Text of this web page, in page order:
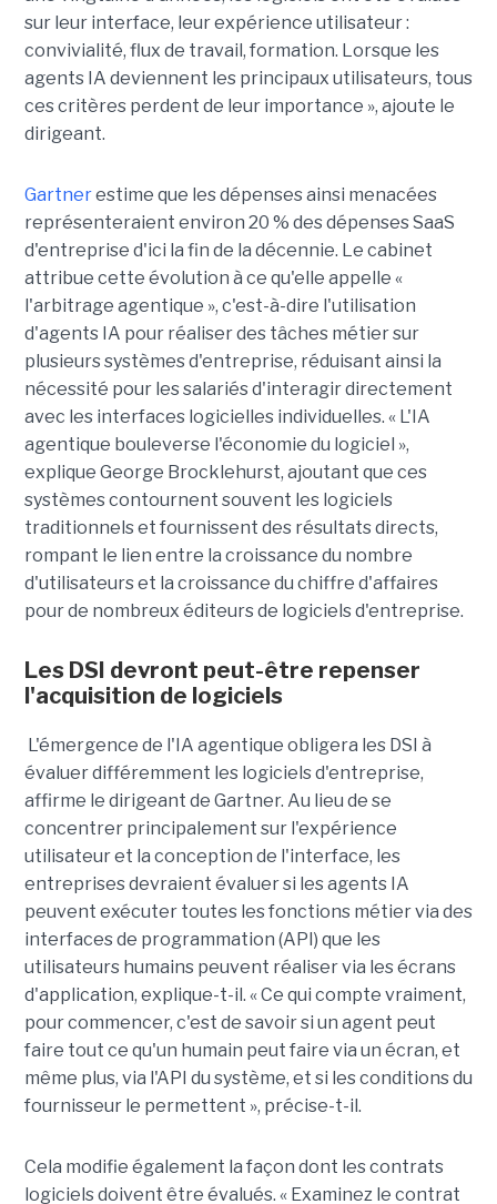
sur leur interface, leur expérience utilisateur :
convivialité, flux de travail, formation. Lorsque les
agents IA deviennent les principaux utilisateurs, tous
ces critères perdent de leur importance », ajoute le
dirigeant.
Gartnerestime que les dépenses ainsi menacées
représenteraient environ 20 % des dépenses SaaS
d'entreprise d'ici la fin de la décennie. Le cabinet
attribue cette évolution à ce qu'elle appelle «
l'arbitrage agentique », c'est-à-dire l'utilisation
d'agents IA pour réaliser des tâches métier sur
plusieurs systèmes d'entreprise, réduisant ainsi la
nécessité pour les salariés d'interagir directement
avec les interfaces logicielles individuelles. « L'IA
agentique bouleverse l'économie du logiciel »,
explique George Brocklehurst, ajoutant que ces
systèmes contournent souvent les logiciels
traditionnels et fournissent des résultats directs,
rompant le lien entre la croissance du nombre
d'utilisateurs et la croissance du chiffre d'affaires
pour de nombreux éditeurs de logiciels d'entreprise.
Les DSI devront peut-être repenser
l'acquisition de logiciels
L'émergence de l'IA agentique obligera les DSI à
évaluer différemment les logiciels d'entreprise,
affirme le dirigeant de Gartner. Au lieu de se
concentrer principalement sur l'expérience
utilisateur et la conception de l'interface, les
entreprises devraient évaluer si les agents IA
peuvent exécuter toutes les fonctions métier via des
interfaces de programmation (API) que les
utilisateurs humains peuvent réaliser via les écrans
d'application, explique-t-il. « Ce qui compte vraiment,
pour commencer, c'est de savoir si un agent peut
faire tout ce qu'un humain peut faire via un écran, et
même plus, via l'API du système, et si les conditions du
fournisseur le permettent », précise-t-il.
Cela modifie également la façon dont les contrats
logiciels doivent être évalués. « Examinez le contrat